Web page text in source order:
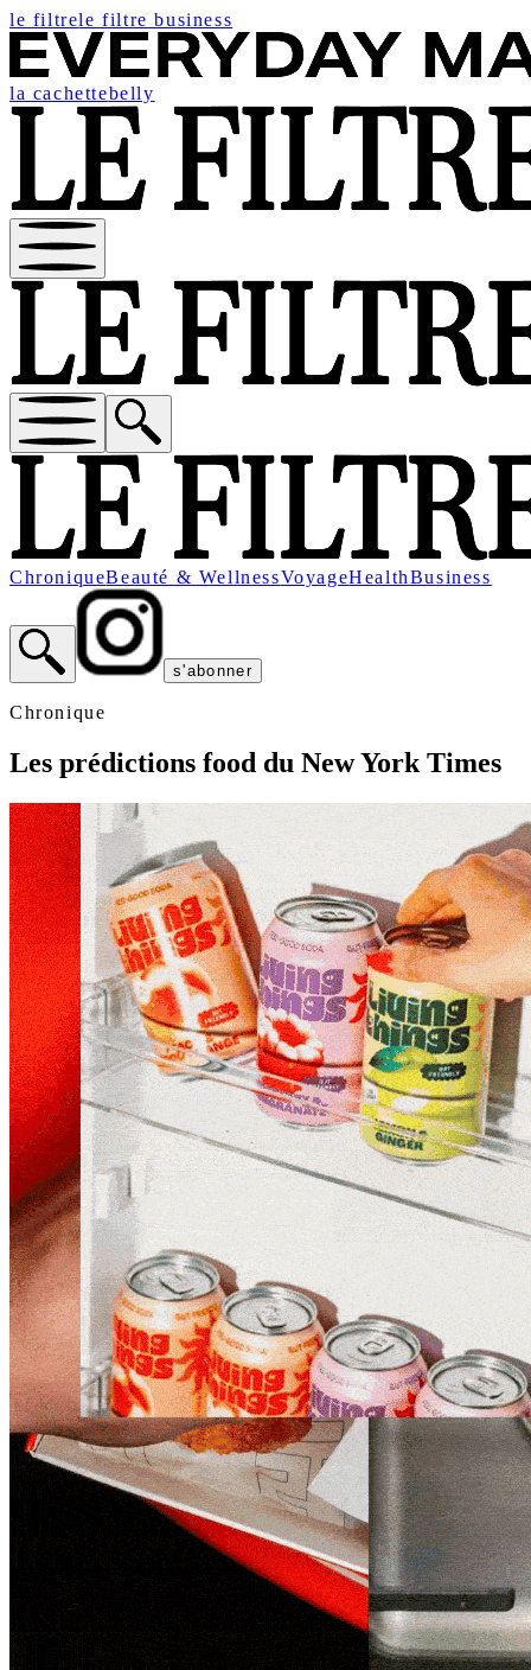
le filtrele filtre business
la cachettebelly
ChroniqueBeauté & WellnessVoyageHealthBusiness
s'abonner
Chronique
Les prédictions food du New York Times